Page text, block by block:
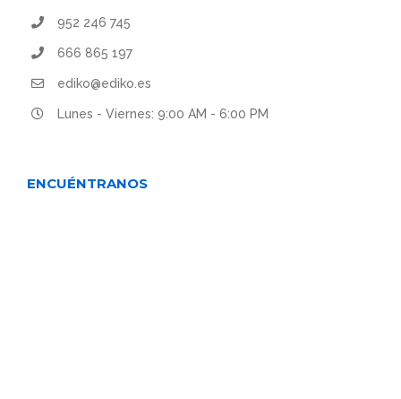
952 246 745
666 865 197
ediko@ediko.es
Lunes - Viernes: 9:00 AM - 6:00 PM
ENCUÉNTRANOS